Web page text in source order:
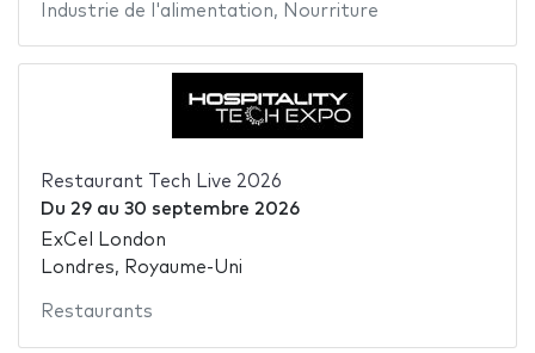
Industrie de l'alimentation, Nourriture
Restaurant Tech Live 2026
Du 29au 30 septembre 2026
ExCel London
Londres, Royaume-Uni
Restaurants